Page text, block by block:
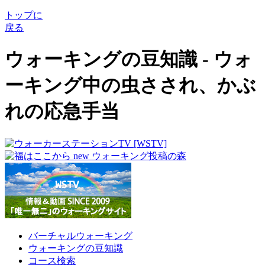
トップに
戻る
ウォーキングの豆知識 - ウォ
ーキング中の虫さされ、かぶ
れの応急手当
バーチャルウォーキング
ウォーキングの豆知識
コース検索